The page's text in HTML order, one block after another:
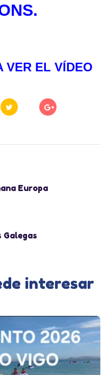
VER EL VÍDEO
Europa
Galegas
interesar